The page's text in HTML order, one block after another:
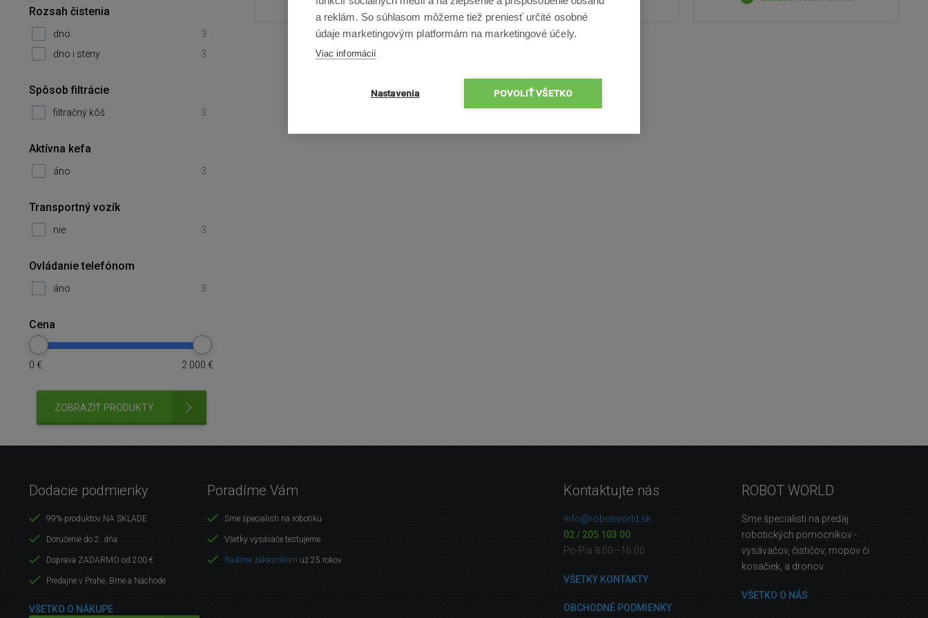
Rozsah čistenia
dno
3
dno i steny
3
Spôsob filtrácie
filtračný kôš 3
Aktívna kefa
áno 3
Transportný vozík
nie 3
Ovládanie telefónom
áno 3
Cena
0 € 2 000 €
ZOBRAZIŤ PRODUKTY
Dodacie podmienky
99% produktov NA SKLADE
Doručenie do 2. dňa
Doprava ZADARMO od 200 €
Predajne v Prahe, Brne a Náchode
VŠETKO O NÁKUPE
Poradíme Vám
Sme špecialisti na robotiku
Všetky vysávače testujeme
Radíme zákazníkom už 25 rokov
Kontaktujte nás
info@robotworld.sk
02 / 205 103 00
Po-Pia 8:00—16:00
VŠETKY KONTAKTY
OBCHODNÉ PODMIENKY
ROBOT WORLD
Sme špecialisti na predaj
robotických pomocníkov -
vysávačov, čističov, mopov či
kosačiek, a dronov.
VŠETKO O NÁS
a reklám. So súhlasom môžeme tiež preniesť určité osobné
údaje marketingovým platformám na marketingové účely.
Viac informácií
Nastavenia POVOLIŤ VŠETKO